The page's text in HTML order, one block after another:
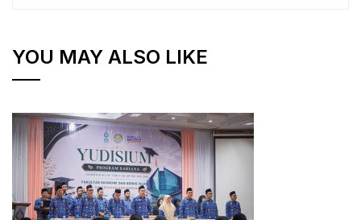
YOU MAY ALSO LIKE